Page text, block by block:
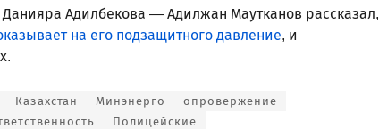
Адилбекова — Адилжан Маутканов рассказал,
на его подзащитного давление, и
Казахстан Минэнерго
опровержение
Полицейские